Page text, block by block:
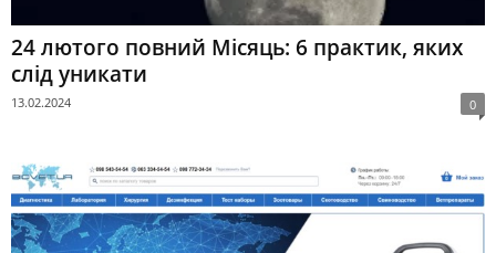
24 лютого повний Місяць: 6 практик, яких
слід уникати
13.02.2024 0